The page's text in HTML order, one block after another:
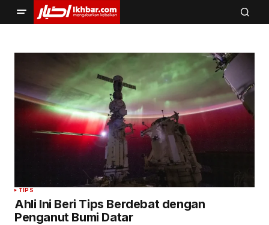
TIPS
Ahli Ini Beri Tips Berdebat dengan
Penganut Bumi Datar